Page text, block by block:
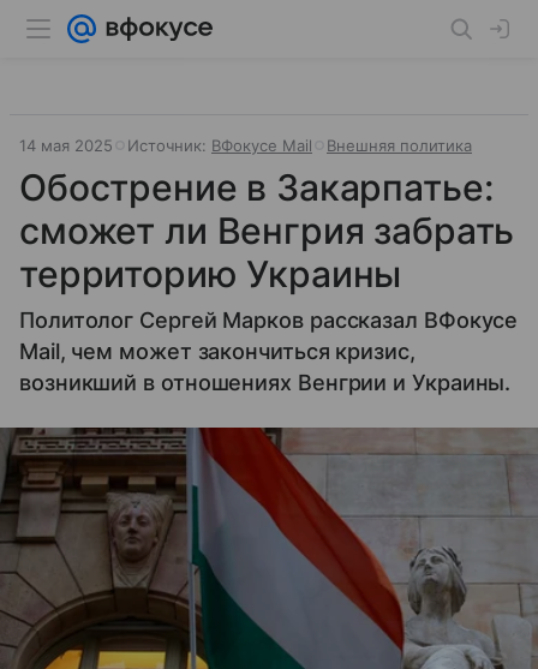
14 мая 2025 Источник: ВФокусе Mail Внешняя политика
Обострение в Закарпатье:
сможет ли Венгрия забрать
территорию Украины
Политолог Сергей Марков рассказал ВФокусе
Mail, чем может закончиться кризис,
возникший в отношениях Венгрии и Украины.